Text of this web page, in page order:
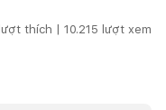
lượt thích | 10.215 lượt xem